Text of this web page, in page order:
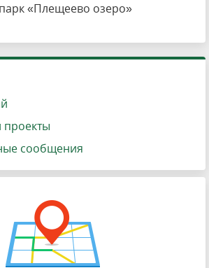
«Плещеево озеро»
сообщения